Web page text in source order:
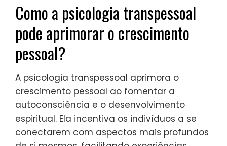
Como a psicologia transpessoal
pode aprimorar o crescimento
pessoal?
A psicologia transpessoal aprimora o
crescimento pessoal ao fomentar a
autoconsciência e o desenvolvimento
espiritual. Ela incentiva os indivíduos a se
conectarem com aspectos mais profundos